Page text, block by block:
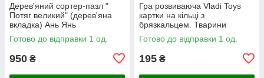
Дерев'яний сортер-пазл "
Потяг великий" (дерев'яна
вкладка) Ань Янь
Готово до відправки 1 од.
950 ₴
Гра розвиваюча Vladi Toys
картки на кільці з
брязкальцем. Тварини
зоопарку
Готово до відправки 1 од.
195 ₴